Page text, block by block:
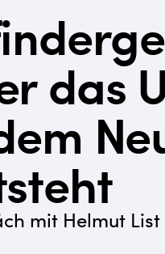
das
mit Helmut List